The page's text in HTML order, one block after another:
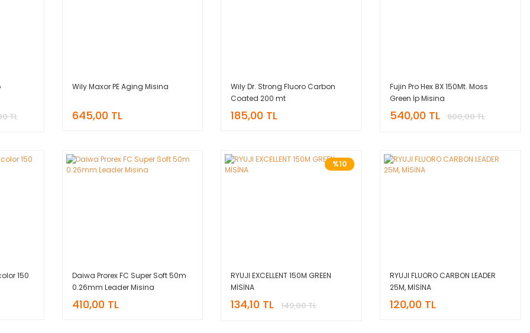
TL
Wily Maxor PE Aging Misina
645,00 TL
Wily Dr. Strong Fluoro Carbon
Coated 200 mt
185,00 TL
Fujin Pro Hex 8X 150Mt. Moss
Green İp Misina
540,00 TL 600,00 TL
150
Daiwa Prorex FC Super Soft 50m
0.26mm Leader Misina
410,00 TL
%10
RYUJI EXCELLENT 150M GREEN
MİSİNA
134,10 TL 149,00 TL
RYUJI FLUORO CARBON LEADER
25M, MİSİNA
120,00 TL